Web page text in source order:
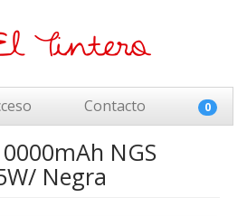
Contacto 0
NGS
Negra